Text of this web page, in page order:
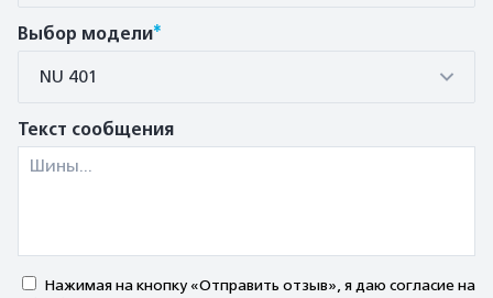
Выбор модели*
NU 401
Текст сообщения
Нажимая на кнопку «Отправить отзыв», я даю согласие на